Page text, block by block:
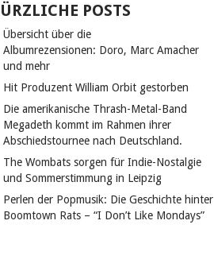
POSTS
Übersicht über die
Albumrezensionen: Doro, Marc Amacher
und mehr
Hit Produzent William Orbit gestorben
Die amerikanische Thrash-Metal-Band
Megadeth kommt im Rahmen ihrer
Abschiedstournee nach Deutschland.
The Wombats sorgen für Indie-Nostalgie
und Sommerstimmung in Leipzig
Perlen der Popmusik: Die Geschichte hinter
Boomtown Rats – “I Don’t Like Mondays”